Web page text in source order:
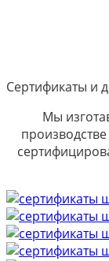
Сертификаты и
Мы